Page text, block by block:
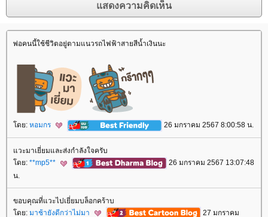
พ่อคนนี้ใช้ชีวิตอยู่ตามแนวรถไฟฟ้าสายสีน้ำเงินนะ
ดย: หอมกร 26 มกราคม 2567 8:00:58 น.
วะมาเยี่ยมและส่งกำลังใจครับ
ดย: **mp5**
26 มกราคม 2567 13:07:48
น.
ขอบคุณที่แวะไปเยี่ยมบล็อกคร้าบ
ดย: มาช้ายังดีกว่าไม่มา
27 มกราคม